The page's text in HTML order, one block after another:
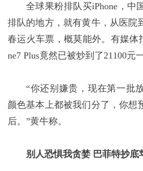
全球果粉排队买iPhone，中
排队的地方，就有黄牛，从医院
春运火车票，概莫能外。有媒体
ne7 Plus竟然已被炒到了21100元
“你还别嫌贵，现在第一批
颜色基本上都被我们分了，你想
后。”黄牛称。
别人恐惧我贪婪 巴菲特抄底